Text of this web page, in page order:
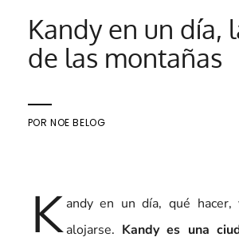
Kandy en un día,
de las montañas
POR NOE BELOG
K andy en un día, qué hacer,
alojarse. Kandy es una